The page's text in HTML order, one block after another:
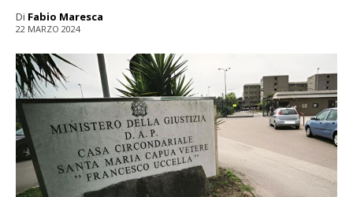
Di Fabio Maresca
22 MARZO 2024